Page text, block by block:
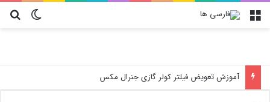
تغییر منو
آموزش تعویض فیلتر کولر گازی جنرال مکس